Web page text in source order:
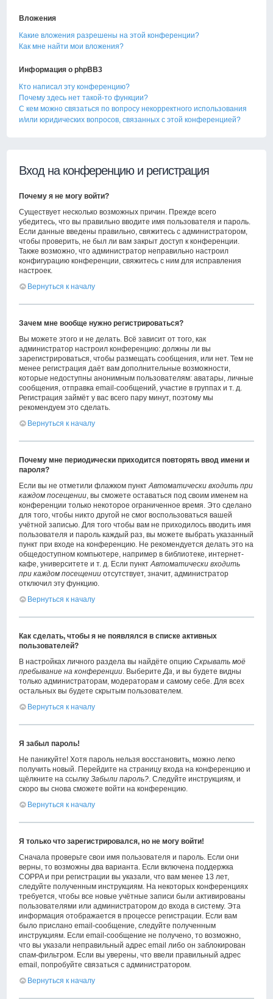
Вложения
Какие вложения разрешены на этой конференции?
Как мне найти мои вложения?
Информация о phpBB3
Кто написал эту конференцию?
Почему здесь нет такой-то функции?
С кем можно связаться по вопросу некорректного использования
и/или юридических вопросов, связанных с этой конференцией?
Вход на конференцию и регистрация
Почему я не могу войти?
Существует несколько возможных причин. Прежде всего
убедитесь, что вы правильно вводите имя пользователя и пароль.
Если данные введены правильно, свяжитесь с администратором,
чтобы проверить, не был ли вам закрыт доступ к конференции.
Также возможно, что администратор неправильно настроил
конфигурацию конференции, свяжитесь с ним для исправления
настроек.
Вернуться к началу
Зачем мне вообще нужно регистрироваться?
Вы можете этого и не делать. Всё зависит от того, как
администратор настроил конференцию: должны ли вы
зарегистрироваться, чтобы размещать сообщения, или нет. Тем не
менее регистрация даёт вам дополнительные возможности,
которые недоступны анонимным пользователям: аватары, личные
сообщения, отправка email-сообщений, участие в группах и т. д.
Регистрация займёт у вас всего пару минут, поэтому мы
рекомендуем это сделать.
Вернуться к началу
Почему мне периодически приходится повторять ввод имени и
пароля?
Если вы не отметили флажком пунктАвтоматически входить при
каждом посещении, вы сможете оставаться под своим именем на
конференции только некоторое ограниченное время. Это сделано
для того, чтобы никто другой не смог воспользоваться вашей
учётной записью. Для того чтобы вам не приходилось вводить имя
пользователя и пароль каждый раз, вы можете выбрать указанный
пункт при входе на конференцию. Не рекомендуется делать это на
общедоступном компьютере, например в библиотеке, интернет-
кафе, университете и т. д. Если пунктАвтоматически входить
при каждом посещении отсутствует, значит, администратор
отключил эту функцию.
Вернуться к началу
Как сделать, чтобы я не появлялся в списке активных
пользователей?
В настройках личного раздела вы найдёте опциюСкрывать моё
пребывание на конференции. ВыберитеДа, и вы будете видны
только администраторам, модераторам и самому себе. Для всех
остальных вы будете скрытым пользователем.
Вернуться к началу
Я забыл пароль!
Не паникуйте! Хотя пароль нельзя восстановить, можно легко
получить новый. Перейдите на страницу входа на конференцию и
щёлкните на ссылкуЗабыли пароль?. Следуйте инструкциям, и
скоро вы снова сможете войти на конференцию.
Вернуться к началу
Я только что зарегистрировался, но не могу войти!
Сначала проверьте свои имя пользователя и пароль. Если они
верны, то возможны два варианта. Если включена поддержка
COPPA и при регистрации вы указали, что вам менее 13 лет,
следуйте полученным инструкциям. На некоторых конференциях
требуется, чтобы все новые учётные записи были активированы
пользователями или администратором до входа в систему. Эта
информация отображается в процессе регистрации. Если вам
было прислано email-сообщение, следуйте полученным
инструкциям. Если email-сообщение не получено, то возможно,
что вы указали неправильный адрес email либо он заблокирован
спам-фильтром. Если вы уверены, что ввели правильный адрес
email, попробуйте связаться с администратором.
Вернуться к началу